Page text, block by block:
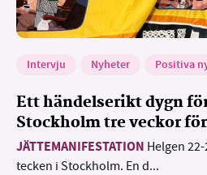
Intervju Nyheter Positiva
Ett händelserikt dygn
Stockholm tre veckor
JÄTTEMANIFESTATION Helgen
tecken i Stockholm. En d...